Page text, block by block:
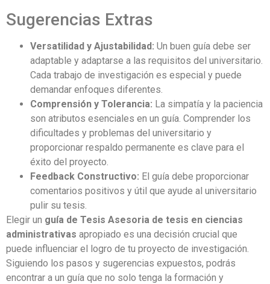
Sugerencias Extras
Versatilidad y Ajustabilidad: Un buen guía debe ser
adaptable y adaptarse a las requisitos del universitario.
Cada trabajo de investigación es especial y puede
demandar enfoques diferentes.
Comprensión y Tolerancia: La simpatía y la paciencia
son atributos esenciales en un guía. Comprender los
dificultades y problemas del universitario y
proporcionar respaldo permanente es clave para el
éxito del proyecto.
Feedback Constructivo: El guía debe proporcionar
comentarios positivos y útil que ayude al universitario
pulir su tesis.
Elegir un guía de Tesis Asesoria de tesis en ciencias
administrativas apropiado es una decisión crucial que
puede influenciar el logro de tu proyecto de investigación.
Siguiendo los pasos y sugerencias expuestos, podrás
encontrar a un guía que no solo tenga la formación y